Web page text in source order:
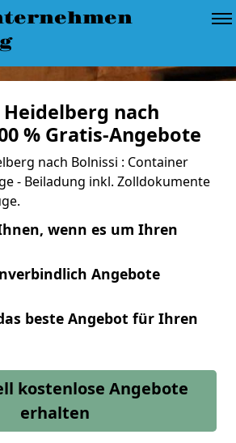
nach
% Gratis-Angebote
nach Bolnissi : Container
- Beiladung inkl. Zolldokumente
wenn es um Ihren
Angebote
beste Angebot für Ihren
kostenlose Angebote
erhalten